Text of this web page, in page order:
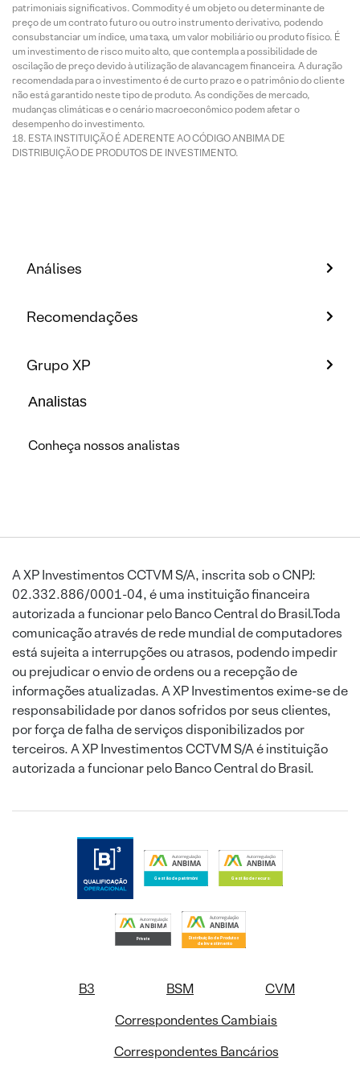
patrimoniais significativos. Commodity é um objeto ou determinante de
preço de um contrato futuro ou outro instrumento derivativo, podendo
consubstanciar um índice, uma taxa, um valor mobiliário ou produto físico. É
um investimento de risco muito alto, que contempla a possibilidade de
oscilação de preço devido à utilização de alavancagem financeira. A duração
recomendada para o investimento é de curto prazo e o patrimônio do cliente
não está garantido neste tipo de produto. As condições de mercado,
mudanças climáticas e o cenário macroeconômico podem afetar o
desempenho do investimento.
ESTA INSTITUIÇÃO É ADERENTE AO CÓDIGO ANBIMA DE
DISTRIBUIÇÃO DE PRODUTOS DE INVESTIMENTO.
Análises
Recomendações
Grupo XP
Analistas
Conheça nossos analistas
A XP Investimentos CCTVM S/A, inscrita sob o CNPJ:
02.332.886/0001-04, é uma instituição financeira
autorizada a funcionar pelo Banco Central do Brasil.Toda
comunicação através de rede mundial de computadores
está sujeita a interrupções ou atrasos, podendo impedir
ou prejudicar o envio de ordens ou a recepção de
informações atualizadas. A XP Investimentos exime-se de
responsabilidade por danos sofridos por seus clientes,
por força de falha de serviços disponibilizados por
terceiros. A XP Investimentos CCTVM S/A é instituição
autorizada a funcionar pelo Banco Central do Brasil.
B3 BSM
CVM
Correspondentes Cambiais
Correspondentes Bancários